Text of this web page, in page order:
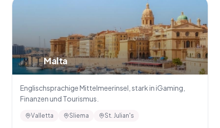
🇲🇹Malta
Englischsprachige Mittelmeerinsel, stark in iGaming,
Finanzen und Tourismus.
Valletta Sliema St. Julian's